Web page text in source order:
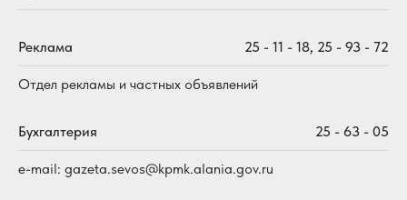
Реклама 25 - 11 - 18, 25 - 93 - 72
Отдел рекламы и частных объявлений
Бухгалтерия 25 - 63 - 05
e-mail: gazeta.sevos@kpmk.alania.gov.ru